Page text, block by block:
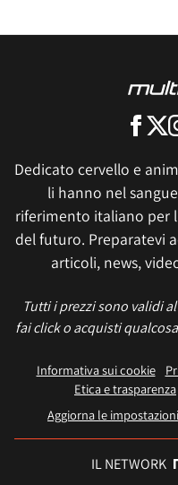
Dedicato cervello e
li hanno nel
riferimento italiano per
del futuro. Preparatevi
articoli, news,
Tutti i prezzi sono validi
fai click o acquisti
Informativa sui cookie
Etica e trasparenza
Aggiorna le
IL NETWORK